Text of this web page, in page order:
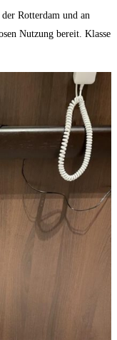
Rotterdam und an
Nutzung bereit. Klasse